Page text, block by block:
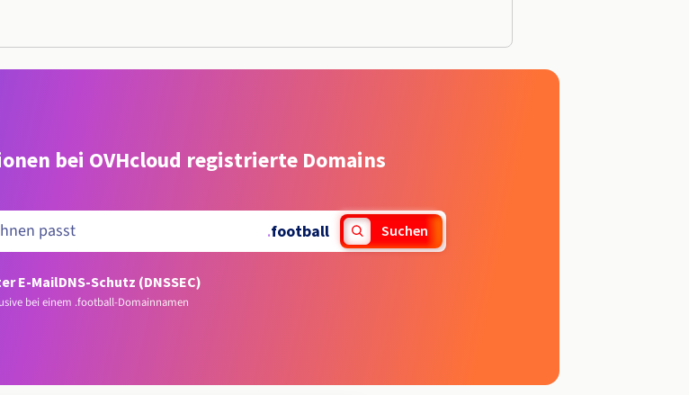
bei OVHcloud registrierte Domains
.football Suchen
E-MailDNS-Schutz (DNSSEC)
bei einem .football-Domainnamen